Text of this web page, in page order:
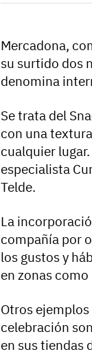
Mercadona,
su surtido dos
denomina
Se trata del
con una
cualquier
especialista
Telde.
La
compañía por
los gustos y
en zonas
Otros
celebración
en sus tiendas